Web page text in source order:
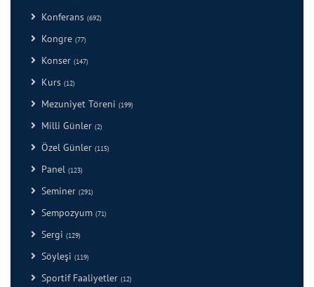
Konferans (692)
Kongre (77)
Konser (147)
Kurs (12)
Mezuniyet Töreni (199)
Milli Günler (2)
Özel Günler (115)
Panel (123)
Seminer (291)
Sempozyum (71)
Sergi (129)
Söyleşi (119)
Sportif Faaliyetler (12)